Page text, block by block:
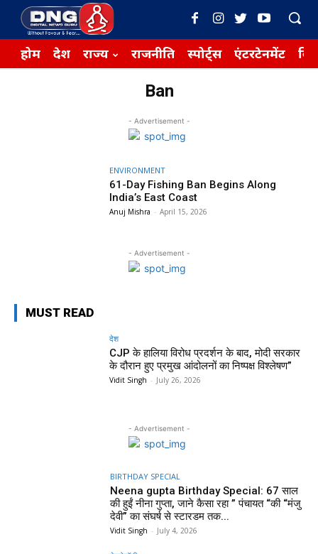
होम देश राज्य राजनीति स्पोर्ट्स एंटरटेनमेंट
Ban
- Advertisement -
ENVIRONMENT
61-Day Fishing Ban Begins Along
India’s East Coast
Anuj Mishra - April 15, 2026
- Advertisement -
MUST READ
देश
CJP के हालिया विरोध प्रदर्शन के बाद, मोदी सरकार
के दौरान हुए प्रमुख आंदोलनों का निष्पक्ष विश्लेषण”
Vidit Singh - July 26, 2026
- Advertisement -
BIRTHDAY SPECIAL
Neena gupta Birthday Special: 67 साल
की हुईं नीना गुप्ता, जाने कैसा रहा ” पंचायत “की “मंजु
देवी” का संघर्ष से स्टारडम तक...
Vidit Singh - July 4, 2026